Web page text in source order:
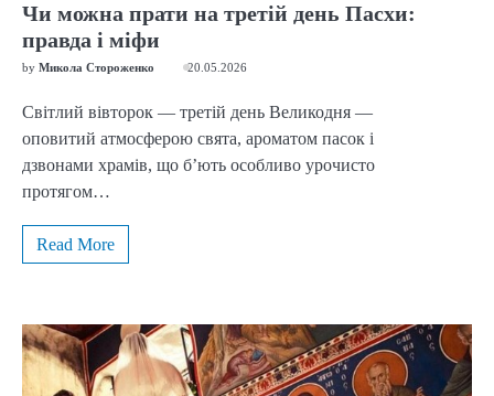
Чи можна прати на третій день Пасхи:
правда і міфи
by Микола Стороженко 20.05.2026
Світлий вівторок — третій день Великодня —
оповитий атмосферою свята, ароматом пасок і
дзвонами храмів, що б’ють особливо урочисто
протягом…
Read More